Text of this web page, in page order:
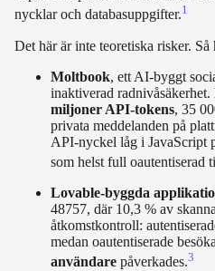
nycklar och databasuppgifter.1
Det här är inte teoretiska risker. Så
Moltbook, ett AI-byggt
inaktiverad radnivåsäkerhet.
miljoner API-tokens, 35
privata meddelanden på
API-nyckel låg i JavaScript
som helst full oautentiserad
Lovable-byggda
48757, där 10,3 % av
åtkomstkontroll:
medan oautentiserade
användare påverkades.3